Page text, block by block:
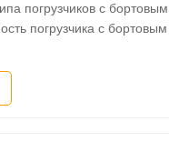
погрузчиков с
погрузчика с
заменить или